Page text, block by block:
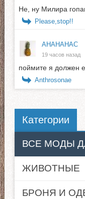
Не, ну Милира
Please,stop!!
АНАНАНАС
19 часов назад
поймите я должен
Anthrosonae
Категории
ВСЕ МОДЫ
ЖИВОТНЫЕ
БРОНЯ И